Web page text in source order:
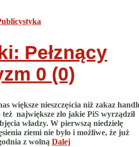
Pełznący
0 (0)
większe nieszczęścia niż zakaz
największe zło jakie PiS wyrządził
władzy. W pierwszą niedzielę
ziemi nie było i możliwe, że już
z wolną Dalej